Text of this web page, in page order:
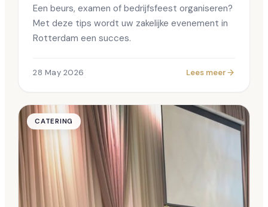
Een beurs, examen of bedrijfsfeest organiseren?
Met deze tips wordt uw zakelijke evenement in
Rotterdam een succes.
28 May 2026 Lees meer
CATERING